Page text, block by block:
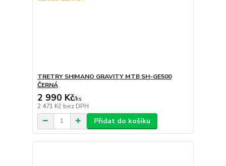
TRETRY SHIMANO GRAVITY MTB SH-GE500
ČERNÁ
2 990 Kč/ks
2 471 Kč bez DPH
Přidat do košíku